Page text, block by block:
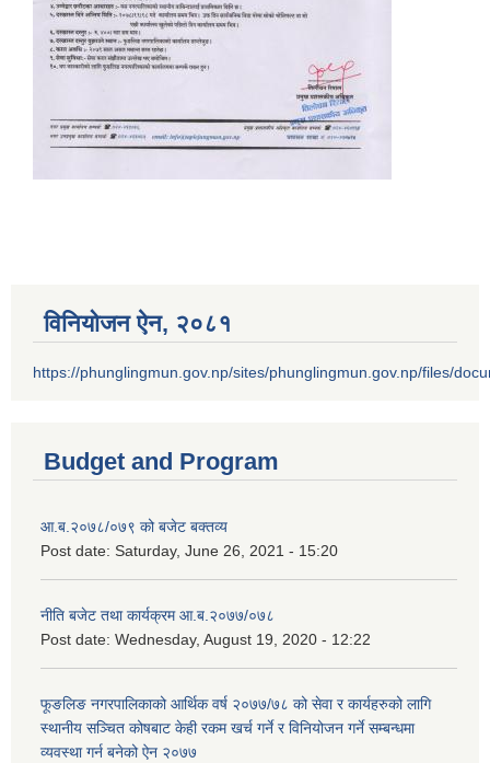
विनियोजन ऐन‚ २०८१
https://phunglingmun.gov.np/sites/phunglingmun.gov.np/files/
Budget and Program
आ.ब.२०७८/०७९ को बजेट बक्तव्य
Post date: Saturday, June 26, 2021 - 15:20
नीति बजेट तथा कार्यक्रम आ.ब.२०७७/०७८
Post date: Wednesday, August 19, 2020 - 12:22
फूङलिङ नगरपालिकाको आर्थिक वर्ष २०७७/७८ को सेवा र कार्यहरुको लागि
स्थानीय सञ्चित कोषबाट केही रकम खर्च गर्ने र विनियोजन गर्ने सम्बन्धमा
व्यवस्था गर्न बनेको ऐन २०७७